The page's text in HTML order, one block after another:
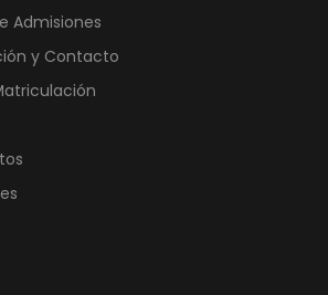
Admisiones
y Contacto